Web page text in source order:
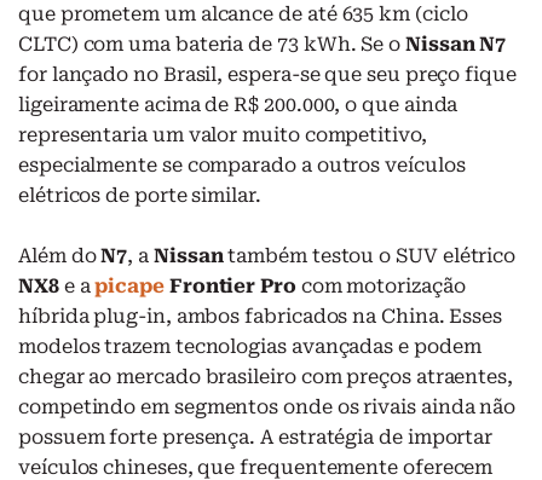
que prometem um alcance de até 635 km (ciclo
CLTC) com uma bateria de 73 kWh. Se o Nissan N7
for lançado no Brasil, espera-se que seu preço fique
ligeiramente acima de R$ 200.000, o que ainda
representaria um valor muito competitivo,
especialmente se comparado a outros veículos
elétricos de porte similar.
Além doN7, a Nissantambém testou o SUV elétrico
NX8e apicape Frontier Pro com motorização
híbrida plug-in, ambos fabricados na China. Esses
modelos trazem tecnologias avançadas e podem
chegar ao mercado brasileiro com preços atraentes,
competindo em segmentos onde os rivais ainda não
possuem forte presença. A estratégia de importar
veículos chineses, que frequentemente oferecem